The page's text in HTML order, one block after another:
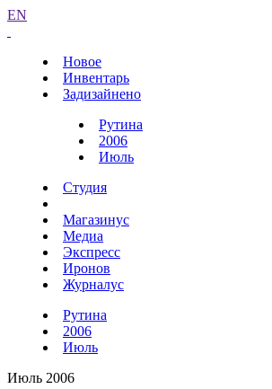
EN
Новое
Инвентарь
Задизайнено
Рутина
2006
Июль
Студия
Магазинус
Медиа
Экспресс
Иронов
Журналус
Рутина
2006
Июль
Июль 2006